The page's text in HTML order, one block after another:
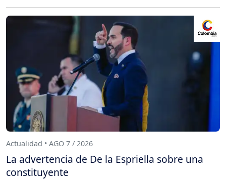
Actualidad • AGO 7 / 2026
La advertencia de De la Espriella sobre una
constituyente